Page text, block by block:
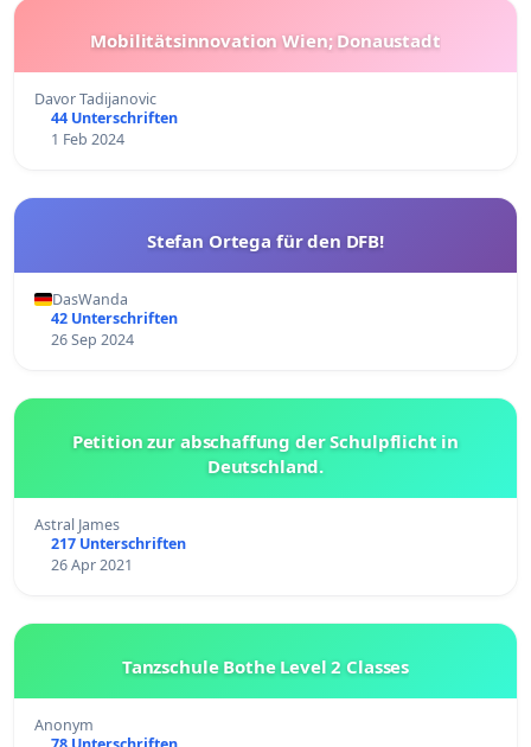
Mobilitätsinnovation Wien; Donaustadt
Davor Tadijanovic
44 Unterschriften
1 Feb 2024
Stefan Ortega für den DFB!
DasWanda
42 Unterschriften
26 Sep 2024
Petition zur abschaffung der Schulpflicht in
Deutschland.
Astral James
217 Unterschriften
26 Apr 2021
Tanzschule Bothe Level 2 Classes
Anonym